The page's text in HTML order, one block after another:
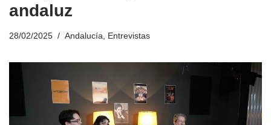
andaluz
28/02/2025 Andalucía Entrevistas